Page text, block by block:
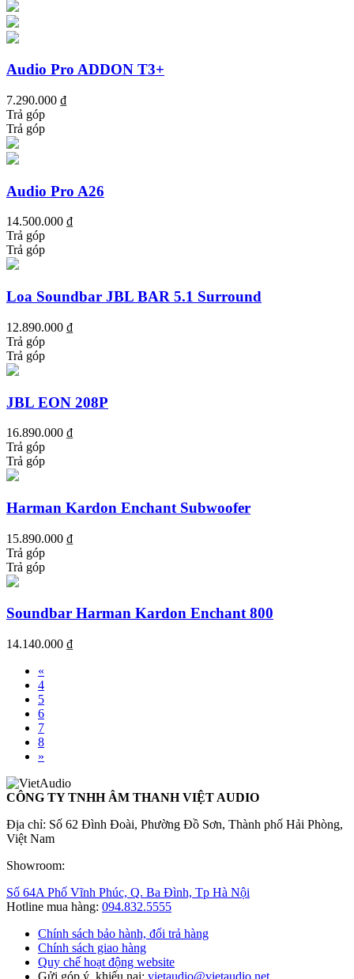
Audio Pro ADDON T3+
7.290.000 ₫
Trả góp
Trả góp
Audio Pro A26
14.500.000 ₫
Trả góp
Trả góp
Loa Soundbar JBL BAR 5.1 Surround
12.890.000 ₫
Trả góp
Trả góp
JBL EON 208P
16.890.000 ₫
Trả góp
Trả góp
Harman Kardon Enchant Subwoofer
15.890.000 ₫
Trả góp
Trả góp
Soundbar Harman Kardon Enchant 800
14.140.000 ₫
«
4
5
6
7
8
»
CÔNG TY TNHH ÂM THANH VIỆT AUDIO
Địa chỉ: Số 62 Đình Đoài, Phường Đồ Sơn, Thành phố Hải Phòng,
Việt Nam
Showroom:
Số 64A Phố Vĩnh Phúc, Q. Ba Đình, Tp Hà Nội
Hotline mua hàng: 094.832.5555
Chính sách bảo hành, đổi trả hàng
Chính sách giao hàng
Quy chế hoạt động website